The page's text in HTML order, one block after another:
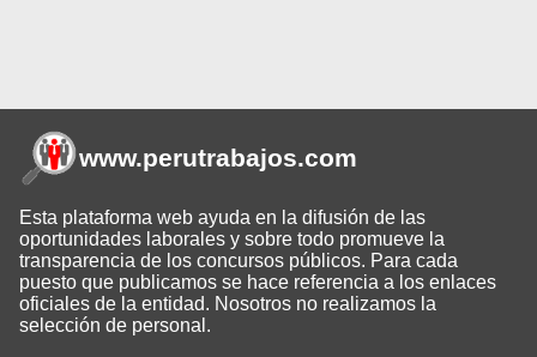
www.perutrabajos.com
Esta plataforma web ayuda en la difusión de las
oportunidades laborales y sobre todo promueve la
transparencia de los concursos públicos. Para cada
puesto que publicamos se hace referencia a los enlaces
oficiales de la entidad. Nosotros no realizamos la
selección de personal.